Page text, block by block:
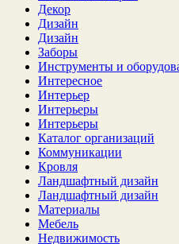
Декор
Дизайн
Дизайн
Заборы
Инструменты и
Интересное
Интерьер
Интерьеры
Интерьеры
Каталог организаций
Коммуникации
Кровля
Ландшафтный дизайн
Ландшафтный дизайн
Материалы
Мебель
Недвижимость